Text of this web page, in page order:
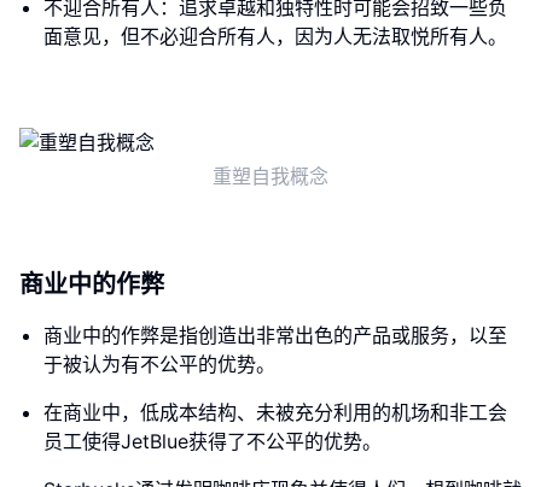
不迎合所有人：追求卓越和独特性时可能会招致一些负
面意见，但不必迎合所有人，因为人无法取悦所有人。
重塑自我概念
商业中的作弊
商业中的作弊是指创造出非常出色的产品或服务，以至
于被认为有不公平的优势。
在商业中，低成本结构、未被充分利用的机场和非工会
员工使得JetBlue获得了不公平的优势。